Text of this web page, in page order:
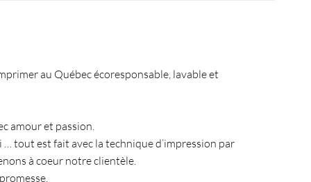
au Québec écoresponsable, lavable et
amour et passion.
tout est fait avec la technique d’impression par
à coeur notre clientèle.